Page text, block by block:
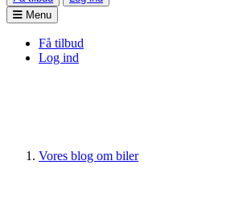
Menu
Få tilbud
Log ind
Vores blog om biler